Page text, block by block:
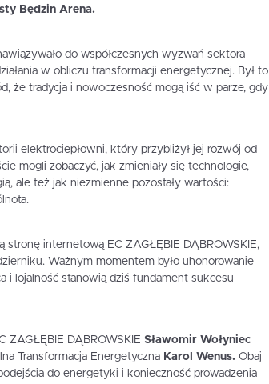
Będzin Arena.
do współczesnych wyzwań sektora
w obliczu transformacji energetycznej. Był to
że tradycja i nowoczesność mogą iść w parze, gdy
elektrociepłowni, który przybliżył jej rozwój od
mogli zobaczyć, jak zmieniały się technologie,
ale też jak niezmienne pozostały wartości:
internetową EC ZAGŁĘBIE DĄBROWSKIE,
Ważnym momentem było uhonorowanie
i lojalność stanowią dziś fundament sukcesu
ZAGŁĘBIE DĄBROWSKIE Sławomir Wołyniec
Transformacja Energetyczna Karol Wenus. Obaj
do energetyki i konieczność prowadzenia